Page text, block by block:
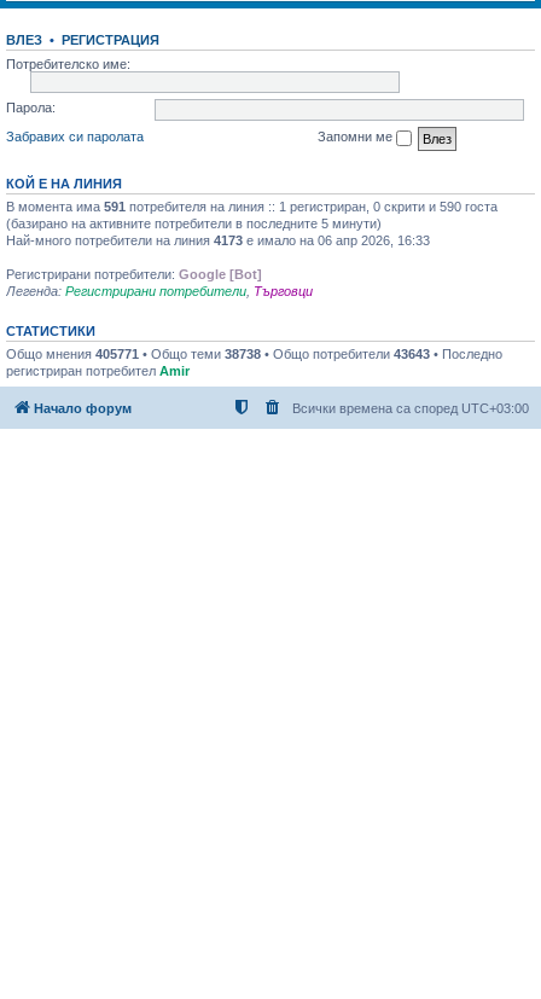
ВЛЕЗ • РЕГИСТРАЦИЯ
Потребителско име:
Парола:
Забравих си паролата
Запомни ме
КОЙ Е НА ЛИНИЯ
В момента има 591 потребителя на линия :: 1 регистриран, 0 скрити и 590 госта
(базирано на активните потребители в последните 5 минути)
Най-много потребители на линия 4173 е имало на 06 апр 2026, 16:33
Регистрирани потребители: Google [Bot]
Легенда: Регистрирани потребители Търговци
СТАТИСТИКИ
Общо мнения 405771 • Общо теми 38738 • Общо потребители 43643 • Последно
регистриран потребител Amir
Начало форум Всички времена са според UTC+03:00